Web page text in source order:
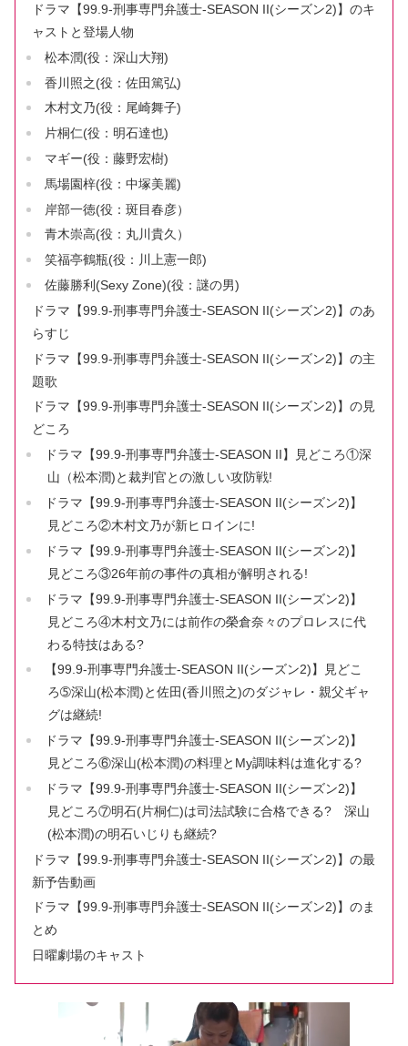
ドラマ【99.9-刑事専門弁護士-SEASON II(シーズン2)】のキ
ャストと登場人物
松本潤(役：深山大翔)
香川照之(役：佐田篤弘)
木村文乃(役：尾崎舞子)
片桐仁(役：明石達也)
マギー(役：藤野宏樹)
馬場園梓(役：中塚美麗)
岸部一徳(役：斑目春彦）
青木崇高(役：丸川貴久）
笑福亭鶴瓶(役：川上憲一郎)
佐藤勝利(Sexy Zone)(役：謎の男)
ドラマ【99.9-刑事専門弁護士-SEASON II(シーズン2)】のあ
らすじ
ドラマ【99.9-刑事専門弁護士-SEASON II(シーズン2)】の主
題歌
ドラマ【99.9-刑事専門弁護士-SEASON II(シーズン2)】の見
どころ
ドラマ【99.9-刑事専門弁護士-SEASON II】見どころ①深
山（松本潤)と裁判官との激しい攻防戦!
ドラマ【99.9-刑事専門弁護士-SEASON II(シーズン2)】
見どころ②木村文乃が新ヒロインに!
ドラマ【99.9-刑事専門弁護士-SEASON II(シーズン2)】
見どころ③26年前の事件の真相が解明される!
ドラマ【99.9-刑事専門弁護士-SEASON II(シーズン2)】
見どころ④木村文乃には前作の榮倉奈々のプロレスに代
わる特技はある?
【99.9-刑事専門弁護士-SEASON II(シーズン2)】見どこ
ろ➄深山(松本潤)と佐田(香川照之)のダジャレ・親父ギャ
グは継続!
ドラマ【99.9-刑事専門弁護士-SEASON II(シーズン2)】
見どころ⑥深山(松本潤)の料理とMy調味料は進化する?
ドラマ【99.9-刑事専門弁護士-SEASON II(シーズン2)】
見どころ⑦明石(片桐仁)は司法試験に合格できる? 深山
(松本潤)の明石いじりも継続?
ドラマ【99.9-刑事専門弁護士-SEASON II(シーズン2)】の最
新予告動画
ドラマ【99.9-刑事専門弁護士-SEASON II(シーズン2)】のま
とめ
日曜劇場のキャスト